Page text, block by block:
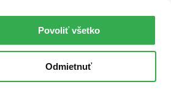
Povoliť všetko
Odmietnuť